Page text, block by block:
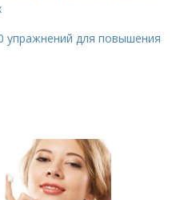
упражнений для повышения